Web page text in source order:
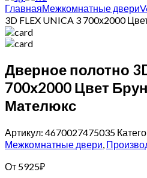
ГлавнаяМежкомнатные двери
3D FLEX UNICA 3 700х2000
Дверное полотно
700х2000 Цвет
Мателюкс
Артикул: 4670027475035
Межкомнатные двери,
От 5925₽